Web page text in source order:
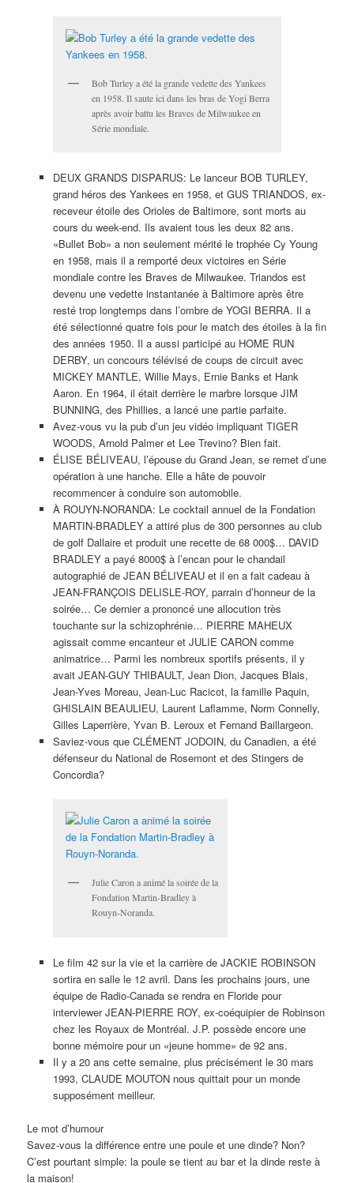
Bob Turley a été la grande vedette des Yankees
en 1958. Il saute ici dans les bras de Yogi Berra
après avoir battu les Braves de Milwaukee en
Série mondiale.
DEUX GRANDS DISPARUS: Le lanceur BOB TURLEY,
grand héros des Yankees en 1958, et GUS TRIANDOS, ex-
receveur étoile des Orioles de Baltimore, sont morts au
cours du week-end. Ils avaient tous les deux 82 ans.
«Bullet Bob» a non seulement mérité le trophée Cy Young
en 1958, mais il a remporté deux victoires en Série
mondiale contre les Braves de Milwaukee. Triandos est
devenu une vedette instantanée à Baltimore après être
resté trop longtemps dans l’ombre de YOGI BERRA. Il a
été sélectionné quatre fois pour le match des étoiles à la fin
des années 1950. Il a aussi participé au HOME RUN
DERBY, un concours télévisé de coups de circuit avec
MICKEY MANTLE, Willie Mays, Ernie Banks et Hank
Aaron. En 1964, il était derrière le marbre lorsque JIM
BUNNING, des Phillies, a lancé une partie parfaite.
Avez-vous vu la pub d’un jeu vidéo impliquant TIGER
WOODS, Arnold Palmer et Lee Trevino? Bien fait.
ÉLISE BÉLIVEAU, l’épouse du Grand Jean, se remet d’une
opération à une hanche. Elle a hâte de pouvoir
recommencer à conduire son automobile.
À ROUYN-NORANDA: Le cocktail annuel de la Fondation
MARTIN-BRADLEY a attiré plus de 300 personnes au club
de golf Dallaire et produit une recette de 68 000$… DAVID
BRADLEY a payé 8000$ à l’encan pour le chandail
autographié de JEAN BÉLIVEAU et il en a fait cadeau à
JEAN-FRANÇOIS DELISLE-ROY, parrain d’honneur de la
soirée… Ce dernier a prononcé une allocution très
touchante sur la schizophrénie… PIERRE MAHEUX
agissait comme encanteur et JULIE CARON comme
animatrice… Parmi les nombreux sportifs présents, il y
avait JEAN-GUY THIBAULT, Jean Dion, Jacques Blais,
Jean-Yves Moreau, Jean-Luc Racicot, la famille Paquin,
GHISLAIN BEAULIEU, Laurent Laflamme, Norm Connelly,
Gilles Laperrière, Yvan B. Leroux et Fernand Baillargeon.
Saviez-vous que CLÉMENT JODOIN, du Canadien, a été
défenseur du National de Rosemont et des Stingers de
Concordia?
Julie Caron a animé la soirée de la
Fondation Martin-Bradley à
Rouyn-Noranda.
Le film 42 sur la vie et la carrière de JACKIE ROBINSON
sortira en salle le 12 avril. Dans les prochains jours, une
équipe de Radio-Canada se rendra en Floride pour
interviewer JEAN-PIERRE ROY, ex-coéquipier de Robinson
chez les Royaux de Montréal. J.P. possède encore une
bonne mémoire pour un «jeune homme» de 92 ans.
Il y a 20 ans cette semaine, plus précisément le 30 mars
1993, CLAUDE MOUTON nous quittait pour un monde
supposément meilleur.
Le mot d’humour
Savez-vous la différence entre une poule et une dinde? Non?
C’est pourtant simple: la poule se tient au bar et la dinde reste à
la maison!